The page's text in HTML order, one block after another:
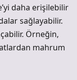
daha erişilebilir
sağlayabilir.
Örneğin,
mahrum